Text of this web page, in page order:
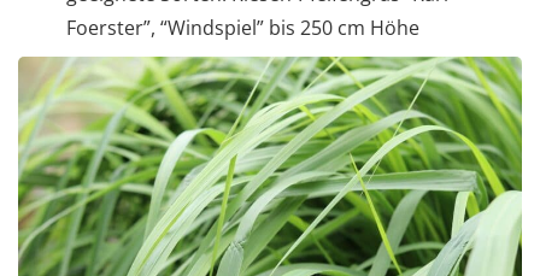
Foerster”, “Windspiel” bis 250 cm Höhe